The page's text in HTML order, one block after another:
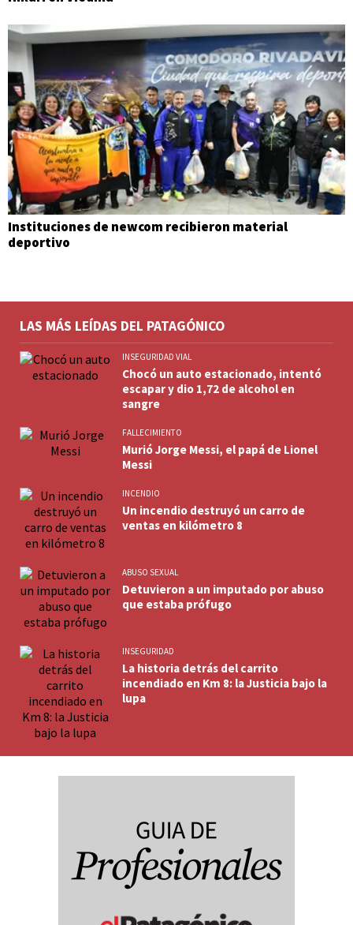
Instituciones de newcom recibieron material
deportivo
LAS MÁS LEÍDAS DEL PATAGÓNICO
INSEGURIDAD VIAL
Chocó un auto estacionado, intentó
escapar y dio 1,72 de alcohol en
sangre
FALLECIMIENTO
Murió Jorge Messi, el papá de Lionel
Messi
INCENDIO
Un incendio destruyó un carro de
ventas en kilómetro 8
ABUSO SEXUAL
Detuvieron a un imputado por abuso
que estaba prófugo
INSEGURIDAD
La historia detrás del carrito
incendiado en Km 8: la Justicia bajo la
lupa